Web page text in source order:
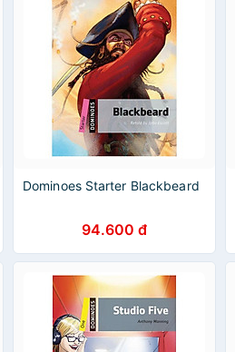
Dominoes Starter Blackbeard
94.600 đ